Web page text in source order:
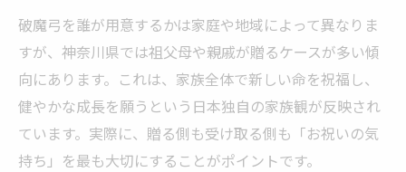
破魔弓を誰が用意するかは家庭や地域によって異なりま
すが、神奈川県では祖父母や親戚が贈るケースが多い傾
向にあります。これは、家族全体で新しい命を祝福し、
健やかな成長を願うという日本独自の家族観が反映され
ています。実際に、贈る側も受け取る側も「お祝いの気
持ち」を最も大切にすることがポイントです。